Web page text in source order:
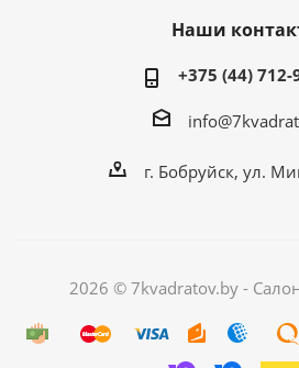
Наши
+375 (44) 712-
г. Бобруйск, ул.
2026 © 7kvadratov.by -